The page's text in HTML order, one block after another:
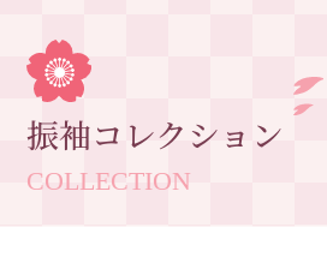
振袖コレクション
COLLECTION